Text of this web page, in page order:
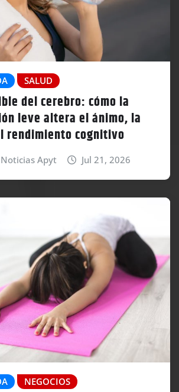
SALUD
del cerebro: cómo la
leve altera el ánimo, la
rendimiento cognitivo
Apyt Jul 21, 2026
NEGOCIOS